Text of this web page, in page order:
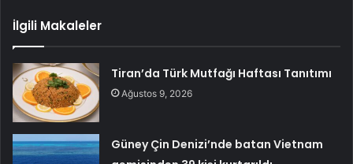
İlgili Makaleler
Tiran’da Türk Mutfağı Haftası Tanıtımı
Ağustos 9, 2026
Güney Çin Denizi’nde batan Vietnam